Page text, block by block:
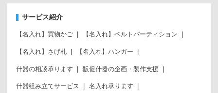
サービス紹介
【名入れ】買物かご 【名入れ】ベルトパーティション
【名入れ】さげ札 【名入れ】ハンガー
什器の相談承ります 販促什器の企画・製作支援
什器組み立てサービス 名入れ承ります